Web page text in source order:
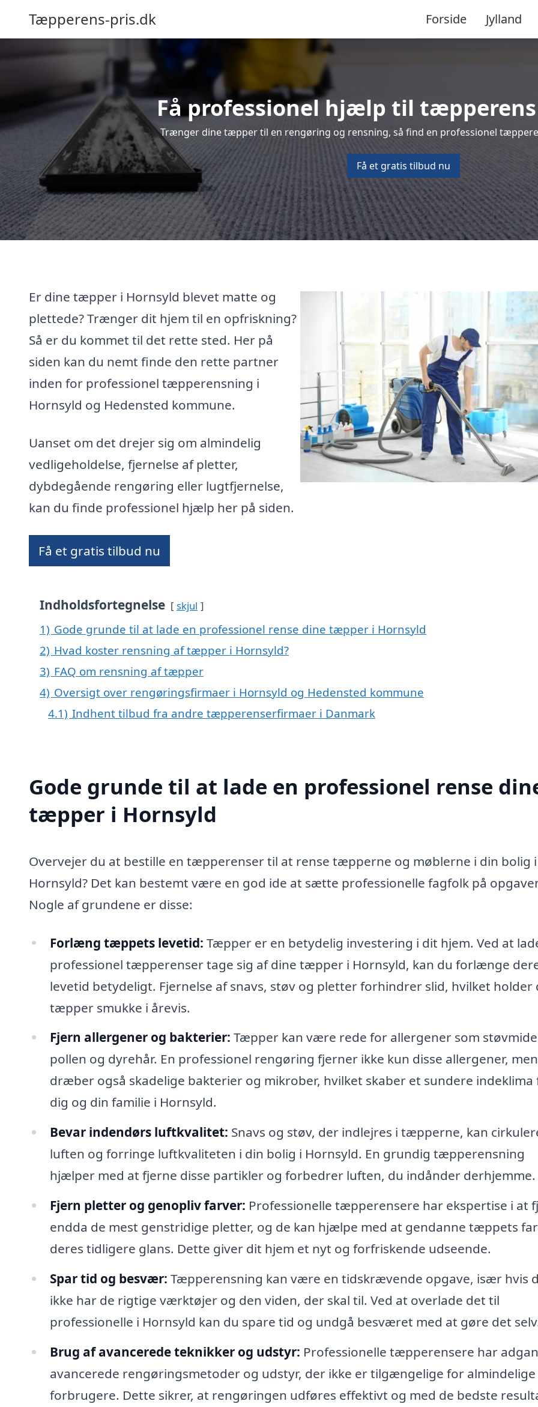
Tæpperens-pris.dk Forside Jylland
Få professionel hjælp til
Trænger dine tæpper til en rengøring og rensning, så find en professionel
Få et gratis tilbud nu
Er dine tæpper i Hornsyld blevet matte og
plettede? Trænger dit hjem til en opfriskning?
Så er du kommet til det rette sted. Her på
siden kan du nemt finde den rette partner
inden for professionel tæpperensning i
Hornsyld og Hedensted kommune.
Uanset om det drejer sig om almindelig
vedligeholdelse, fjernelse af pletter,
dybdegående rengøring eller lugtfjernelse,
kan du finde professionel hjælp her på siden.
Få et gratis tilbud nu
Indholdsfortegnelse skjul
1) Gode grunde til at lade en professionel rense dine tæpper i Hornsyld
2) Hvad koster rensning af tæpper i Hornsyld?
3) FAQ om rensning af tæpper
4) Oversigt over rengøringsfirmaer i Hornsyld og Hedensted kommune
4.1) Indhent tilbud fra andre tæpperenserfirmaer i Danmark
Gode grunde til at lade en professionel rense
tæpper i Hornsyld
Overvejer du at bestille en tæpperenser til at rense tæpperne og møblerne i din bolig i
Hornsyld? Det kan bestemt være en god ide at sætte professionelle fagfolk på
Nogle af grundene er disse:
Forlæng tæppets levetid: Tæpper er en betydelig investering i dit hjem. Ved at
professionel tæpperenser tage sig af dine tæpper i Hornsyld, kan du forlænge
levetid betydeligt. Fjernelse af snavs, støv og pletter forhindrer slid, hvilket holder
tæpper smukke i årevis.
Fjern allergener og bakterier: Tæpper kan være rede for allergener som
pollen og dyrehår. En professionel rengøring fjerner ikke kun disse allergener, men
dræber også skadelige bakterier og mikrober, hvilket skaber et sundere indeklima
dig og din familie i Hornsyld.
Bevar indendørs luftkvalitet: Snavs og støv, der indlejres i tæpperne, kan
luften og forringe luftkvaliteten i din bolig i Hornsyld. En grundig tæpperensning
hjælper med at fjerne disse partikler og forbedrer luften, du indånder derhjemme.
Fjern pletter og genopliv farver: Professionelle tæpperensere har ekspertise i at
endda de mest genstridige pletter, og de kan hjælpe med at gendanne tæppets
deres tidligere glans. Dette giver dit hjem et nyt og forfriskende udseende.
Spar tid og besvær: Tæpperensning kan være en tidskrævende opgave, især hvis
ikke har de rigtige værktøjer og den viden, der skal til. Ved at overlade det til
professionelle i Hornsyld kan du spare tid og undgå besværet med at gøre det
Brug af avancerede teknikker og udstyr: Professionelle tæpperensere har
avancerede rengøringsmetoder og udstyr, der ikke er tilgængelige for almindelige
forbrugere. Dette sikrer, at rengøringen udføres effektivt og med de bedste